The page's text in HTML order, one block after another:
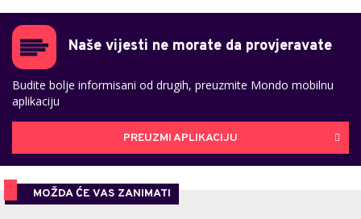
Naše vijesti ne morate da provjeravate
Budite bolje informisani od drugih, preuzmite Mondo mobilnu
aplikaciju
PREUZMI APLIKACIJU
MOŽDA ĆE VAS ZANIMATI